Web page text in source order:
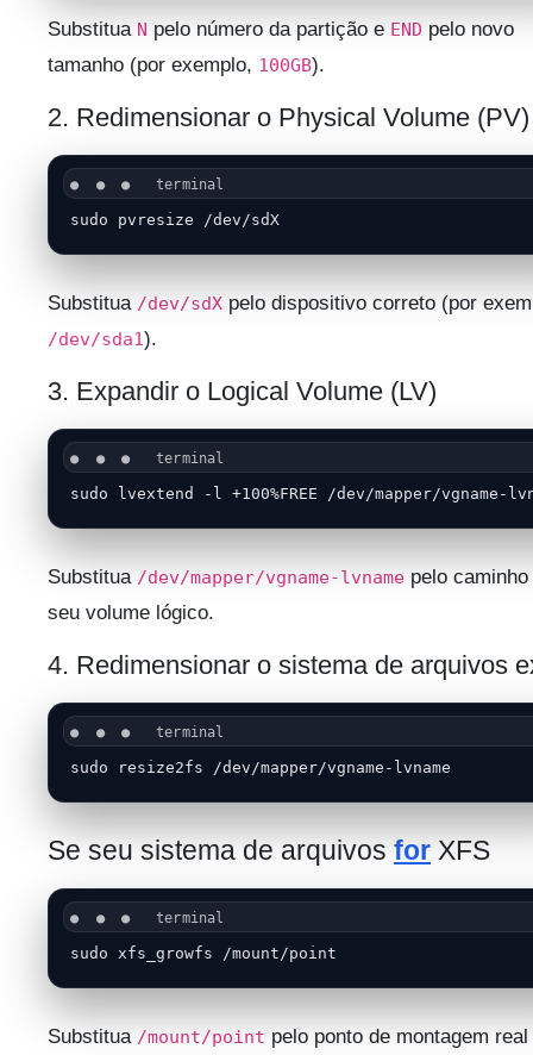
Substitua N pelo número da partição e END pelo novo
tamanho (por exemplo, 100GB).
2. Redimensionar o Physical Volume (PV)
sudo pvresize /dev/sdX
Substitua /dev/sdX pelo dispositivo correto (por
/dev/sda1).
3. Expandir o Logical Volume (LV)
sudo lvextend -l +100%FREE /dev/mapper/vgname-
Substitua /dev/mapper/vgname-lvname pelo caminho
seu volume lógico.
4. Redimensionar o sistema de arquivos
sudo resize2fs /dev/mapper/vgname-lvname
Se seu sistema de arquivos for XFS
sudo xfs_growfs /mount/point
Substitua /mount/point pelo ponto de montagem real